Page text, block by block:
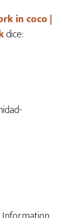
in coco |
dice: